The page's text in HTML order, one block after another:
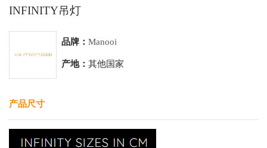
INFINITY吊灯
品牌： Manooi
产地： 其他国家
产品尺寸